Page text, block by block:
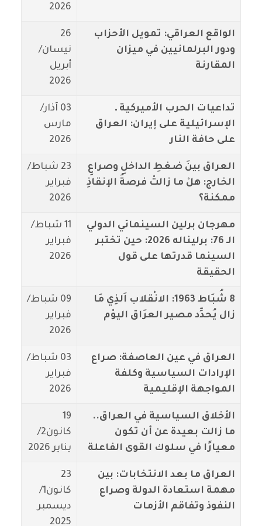
2026
الواقع العراقي: تمويل الأحزاب
ودور البرلمانيين في ميزان
المقارنة
26
نيسان/
أبريل
2026
تداعيات الحرب الأميركية ـ
الإسرائيلية على إيران: العراق
على حافة النار
03 آذار/
مارس
2026
العراق بينَ ضغطِ الداخلِ وصراعِ
الخارج: هلْ ما زالتْ فرصةُ الإنقاذِ
ممكنة؟
23 شباط/
فبراير
2026
مهرجان برلين السينمائي الدولي
الـ 76: برليناله 2026: حين تختبر
السينما قدرتها على قول
الحقيقة
11 شباط/
فبراير
2026
8 شُبَاط 1963: الانْقلاب اَلذِي مَا
زال يُحدِّد مصير العرَاق اليوْم
09 شباط/
فبراير
2026
العراق في عين العاصفة: صراع
الإرادات السياسية وكلفة
المواجهة الإقليمية
03 شباط/
فبراير
2026
الأخلاق السياسية في العراق..
ما زالت بعيدة عن أن تكون
معيارًا في سلوك القوى الفاعلة
19
كانون2/
يناير 2026
العراق ما بعد الانتخابات: بين
مهمة استعادة الدولة وصراع
النفوذ وتفاقم الأزمات
23
كانون1/
ديسمبر
2025